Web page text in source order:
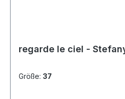
regarde le ciel -
Größe: 37